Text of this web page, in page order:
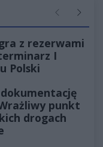
Poprzednie
z rezerwami
I
Polski
dokumentację
punkt
drogach